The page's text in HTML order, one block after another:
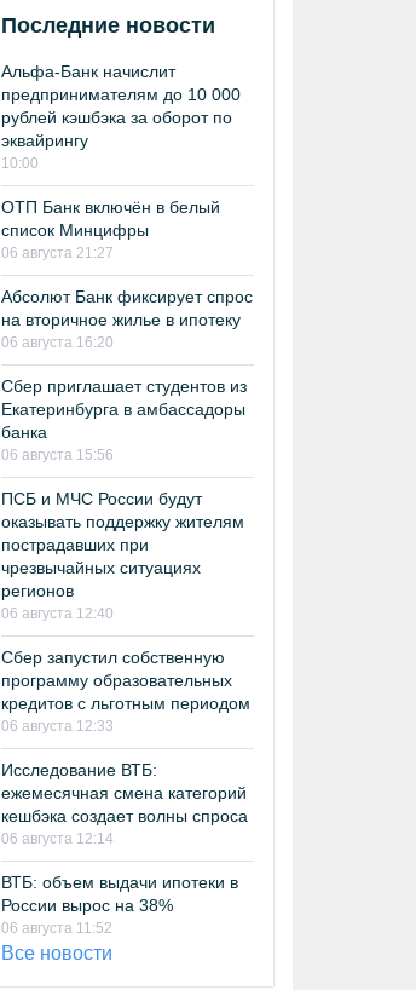
Последние новости
Альфа-Банк начислит
предпринимателям до 10 000
рублей кэшбэка за оборот по
эквайрингу
10:00
ОТП Банк включён в белый
список Минцифры
06 августа 21:27
Абсолют Банк фиксирует спрос
на вторичное жилье в ипотеку
06 августа 16:20
Сбер приглашает студентов из
Екатеринбурга в амбассадоры
банка
06 августа 15:56
ПСБ и МЧС России будут
оказывать поддержку жителям
пострадавших при
чрезвычайных ситуациях
регионов
06 августа 12:40
Сбер запустил собственную
программу образовательных
кредитов с льготным периодом
06 августа 12:33
Исследование ВТБ:
ежемесячная смена категорий
кешбэка создает волны спроса
06 августа 12:14
ВТБ: объем выдачи ипотеки в
России вырос на 38%
06 августа 11:52
Все новости